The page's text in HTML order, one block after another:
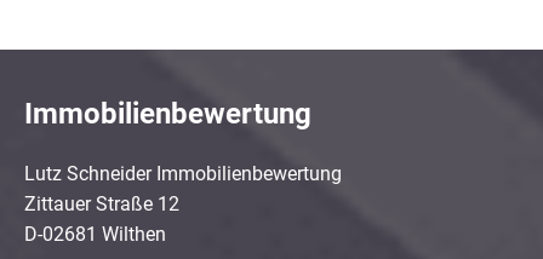
Immobilienbewertung
Lutz Schneider Immobilienbewertung
Zittauer Straße 12
D-02681 Wilthen